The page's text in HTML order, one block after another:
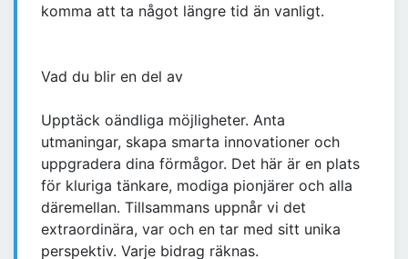
komma att ta något längre tid än vanligt.
Vad du blir en del av
Upptäck oändliga möjligheter. Anta
utmaningar, skapa smarta innovationer och
uppgradera dina förmågor. Det här är en plats
för kluriga tänkare, modiga pionjärer och alla
däremellan. Tillsammans uppnår vi det
extraordinära, var och en tar med sitt unika
perspektiv. Varje bidrag räknas.